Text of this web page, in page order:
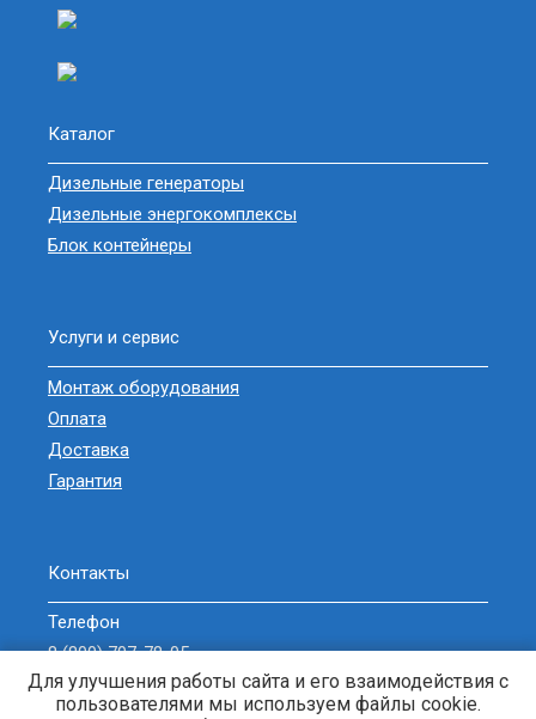
Каталог
Дизельные генераторы
Дизельные энергокомплексы
Блок контейнеры
Услуги и сервис
Монтаж оборудования
Оплата
Доставка
Гарантия
Контакты
Телефон
8 (800) 707-78-05
sell@zavodgeneratorov.ru
Для улучшения работы сайта и его взаимодействия с
пользователями мы используем файлы cookie.